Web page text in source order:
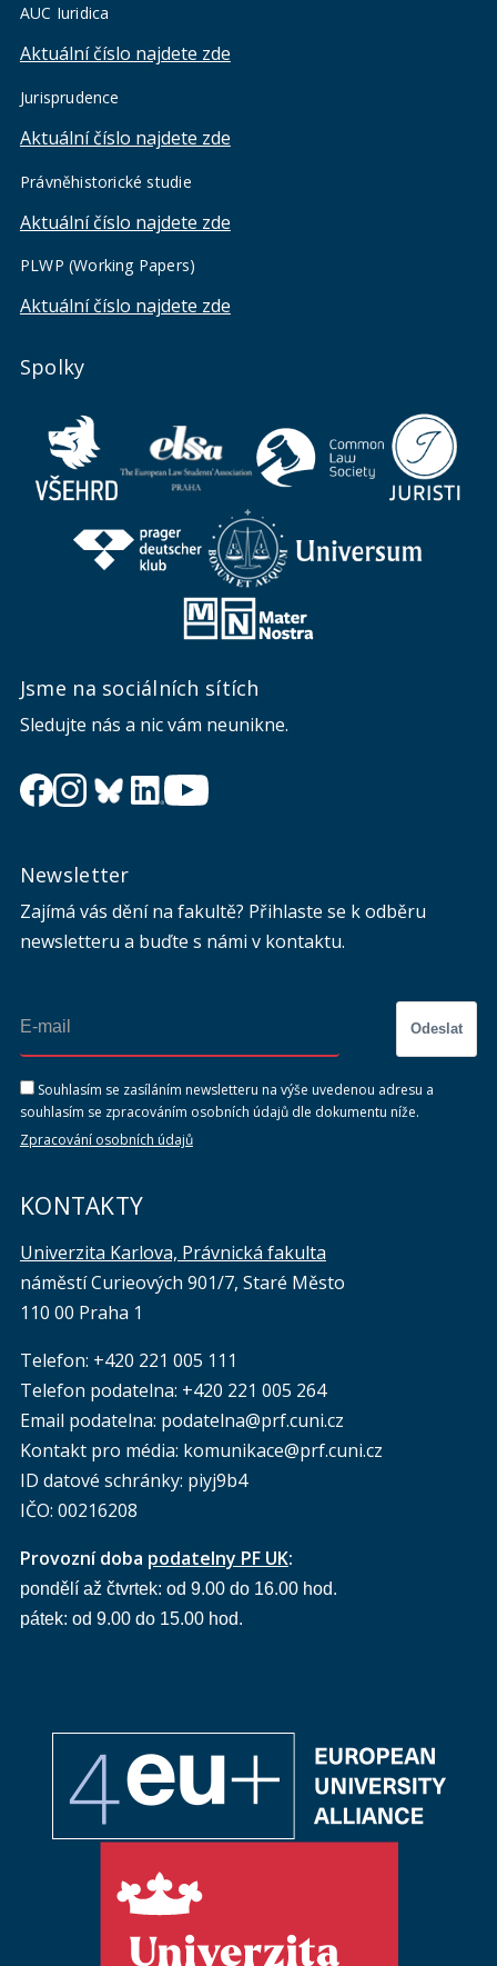
AUC Iuridica
Aktuální číslo najdete zde
Jurisprudence
Aktuální číslo najdete zde
Právněhistorické studie
Aktuální číslo najdete zde
PLWP (Working Papers)
Aktuální číslo najdete zde
Spolky
Jsme na sociálních sítích
Sledujte nás a nic vám neunikne.
Newsletter
Zajímá vás dění na fakultě? Přihlaste se k odběru
newsletteru a buďte s námi v kontaktu.
Odeslat
Souhlasím se zasíláním newsletteru na výše uvedenou adresu a
souhlasím se zpracováním osobních údajů dle dokumentu níže.
Zpracování osobních údajů
KONTAKTY
Univerzita Karlova, Právnická fakulta
náměstí Curieových 901/7, Staré Město
110 00 Praha 1
Telefon: +420 221 005 111
Telefon podatelna: +420 221 005 264
Email podatelna: podatelna@prf.cuni.cz
Kontakt pro média: komunikace@prf.cuni.cz
ID datové schránky: piyj9b4
IČO: 00216208
Provozní doba podatelny PF UK:
pondělí až čtvrtek: od 9.00 do 16.00 hod.
pátek: od 9.00 do 15.00 hod.